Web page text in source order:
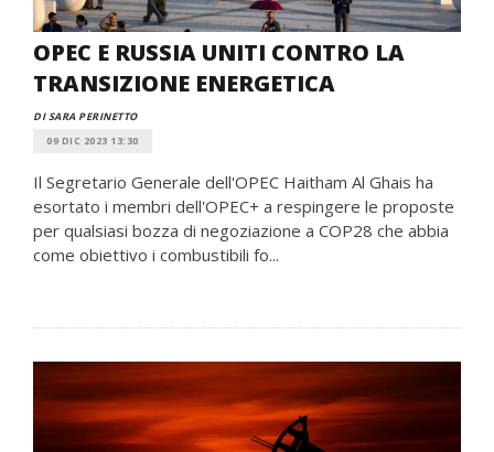
OPEC E RUSSIA UNITI CONTRO LA
TRANSIZIONE ENERGETICA
DI SARA PERINETTO
09 DIC 2023 13:30
Il Segretario Generale dell'OPEC Haitham Al Ghais ha
esortato i membri dell'OPEC+ a respingere le proposte
per qualsiasi bozza di negoziazione a COP28 che abbia
come obiettivo i combustibili fo...